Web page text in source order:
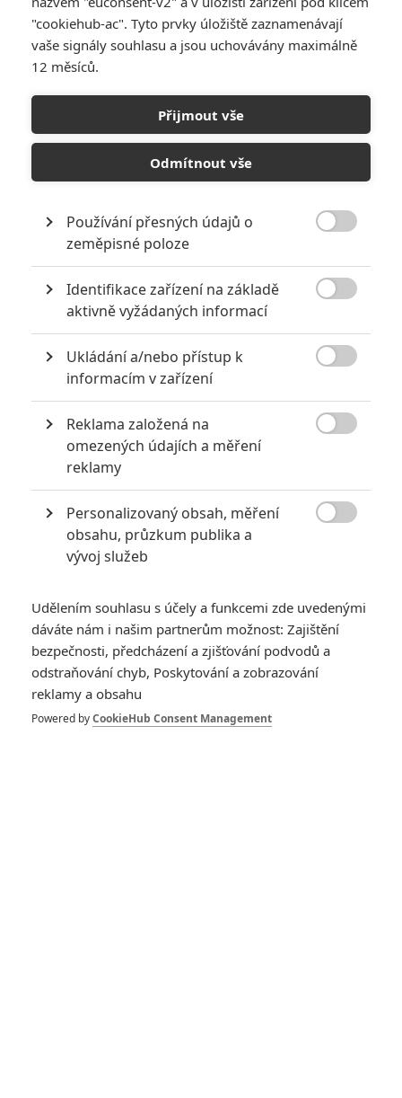
však bude bojovat.
KOMENTÁŘE
Pro psaní komentářů, se přihlašte.
*/10
Nerecenzováno
*/10
Zatím nehodnoceno
Heslo:
Zůstat přihlášen
Buďte první kdo okomentuje film
"cookiehub-ac". Tyto prvky úložiště zaznamenávají
vaše signály souhlasu a jsou uchovávány maximálně
12 měsíců.
Přijmout vše
Odmítnout vše
Používání přesných údajů o
zeměpisné poloze
Identifikace zařízení na základě
aktivně vyžádaných informací
Ukládání a/nebo přístup k
informacím v zařízení
Reklama založená na
omezených údajích a měření
reklamy
Personalizovaný obsah, měření
obsahu, průzkum publika a
vývoj služeb
Udělením souhlasu s účely a funkcemi zde uvedenými
dáváte nám i našim partnerům možnost: Zajištění
bezpečnosti, předcházení a zjišťování podvodů a
odstraňování chyb, Poskytování a zobrazování
reklamy a obsahu
Powered byCookieHub Consent Management